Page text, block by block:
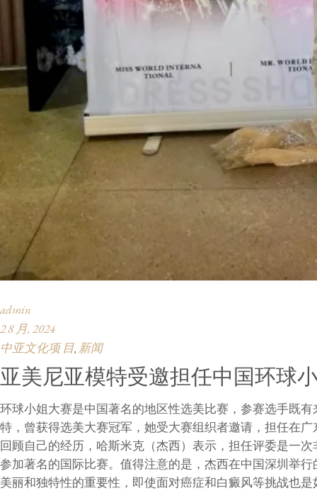
admin
2 8 月, 2024
中亚文化项 目 新闻
亚美尼亚模特受邀担任中国环球
环球小姐大赛是中国著名的地区性选美比赛，参赛选手既
特，曾获得选美大赛冠军，她受大赛组织者邀请，担任在
回顾自己的经历，哈斯米克（杰西）表示，担任评委是一
参加著名的国际比赛。值得注意的是，杰西在中国深圳举
美丽和独特性的重要性，即使面对癌症和白癜风等挑战也